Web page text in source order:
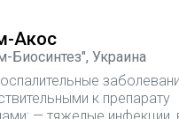
Акос
Украина
к препарату